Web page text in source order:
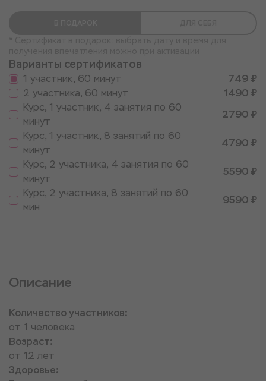
Варианты сертификатов
1 участник, 60 минут
749 ₽
2 участника, 60 минут
1490 ₽
Курс, 1 участник, 4 занятия по 60
минут
2790 ₽
Курс, 1 участник, 8 занятий по 60
минут
4790 ₽
Курс, 2 участника, 4 занятия по 60
минут
5590 ₽
Курс, 2 участника, 8 занятий по 60
мин
9590 ₽
Описание
Количество участников:
от 1 человека
Возраст:
от 12 лет
Здоровье: